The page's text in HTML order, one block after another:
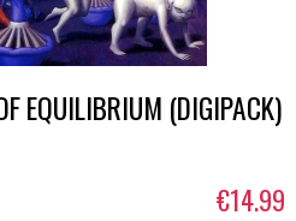
EQUILIBRIUM (DIGIPACK)
€14.99